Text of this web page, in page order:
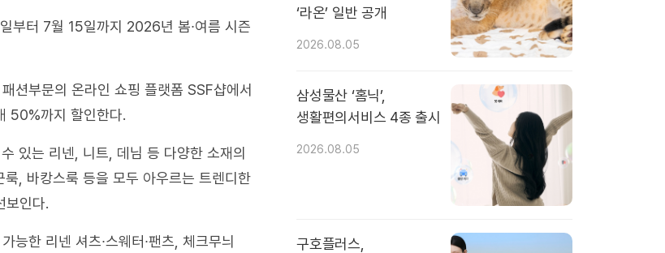
부터 7월 15일까지 2026년 봄∙여름 시즌
션부문의 온라인 쇼핑 플랫폼 SSF샵에서
50%까지 할인한다.
있는 리넨, 니트, 데님 등 다양한 소재의
, 바캉스룩 등을 모두 아우르는 트렌디한
보인다.
능한 리넨 셔츠∙스웨터∙팬츠, 체크무늬
‘라온’ 일반 공개
2026.08.05
삼성물산 ‘홈닉’,
생활편의서비스 4종 출시
2026.08.05
구호플러스,